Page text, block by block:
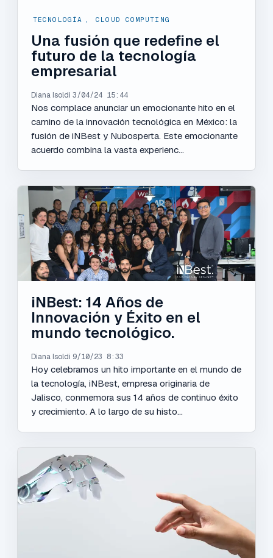
TECNOLOGÍA CLOUD COMPUTING
Una fusión que redefine el
futuro de la tecnología
empresarial
Diana Isoldi 3/04/24 15:44
Nos complace anunciar un emocionante hito en el
camino de la innovación tecnológica en México: la
fusión de iNBest y Nubosperta. Este emocionante
acuerdo combina la vasta experienc...
iNBest: 14 Años de
Innovación y Éxito en el
mundo tecnológico.
Diana Isoldi 9/10/23 8:33
Hoy celebramos un hito importante en el mundo de
la tecnología, iNBest, empresa originaria de
Jalisco, conmemora sus 14 años de continuo éxito
y crecimiento. A lo largo de su histo...